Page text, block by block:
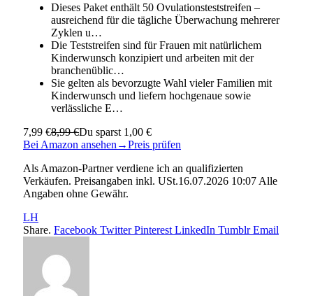
Dieses Paket enthält 50 Ovulationsteststreifen –
ausreichend für die tägliche Überwachung mehrerer
Zyklen u…
Die Teststreifen sind für Frauen mit natürlichem
Kinderwunsch konzipiert und arbeiten mit der
branchenüblic…
Sie gelten als bevorzugte Wahl vieler Familien mit
Kinderwunsch und liefern hochgenaue sowie
verlässliche E…
7,99 €8,99 €Du sparst 1,00 €
Bei Amazon ansehen →Preis prüfen
Als Amazon-Partner verdiene ich an qualifizierten
Verkäufen. Preisangaben inkl. USt.16.07.2026 10:07 Alle
Angaben ohne Gewähr.
LH
Share. Facebook Twitter Pinterest LinkedIn Tumblr Email